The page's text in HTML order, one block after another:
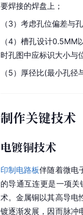
要焊接的焊盘 上；
（3）考虑孔位偏差与
（4）槽孔设计
时孔图中应标识大小与
（5）厚径比(最小孔
制作关键技术
电镀铜技术
印制电路板伴随着微电
的导通互连更是一项
术。金属铜以其高导电
镀逐渐发展，因而脉冲